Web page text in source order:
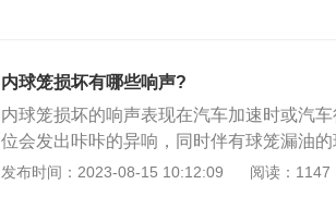
内球笼损坏有哪些响声?
内球笼损坏的响声表现在汽车加速时或汽
位会发出咔咔的异响，同时伴有球笼漏油
会有异响，这种情况可以前往维修站把车
发布时间：2023-08-15 10:12:09 阅读：1147